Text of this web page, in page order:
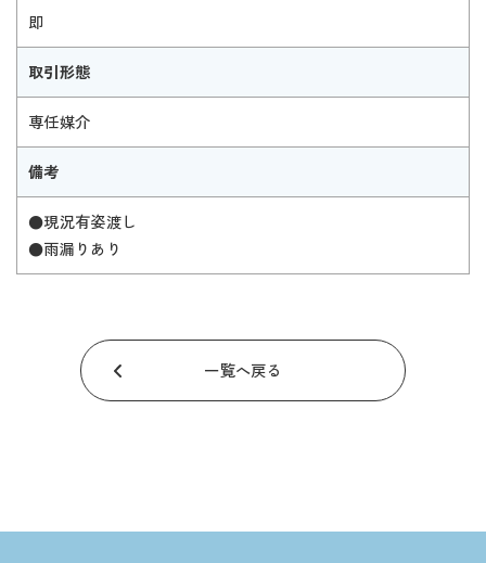
即
取引形態
専任媒介
備考
●現況有姿渡し
●雨漏りあり
一覧へ戻る